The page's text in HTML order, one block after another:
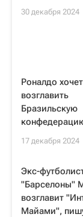
30 декабря 2024
Роналдо хочет
возглавить
Бразильскую
17 декабря 2024
Экс-
"Барселоны"
возглавит
Майами",